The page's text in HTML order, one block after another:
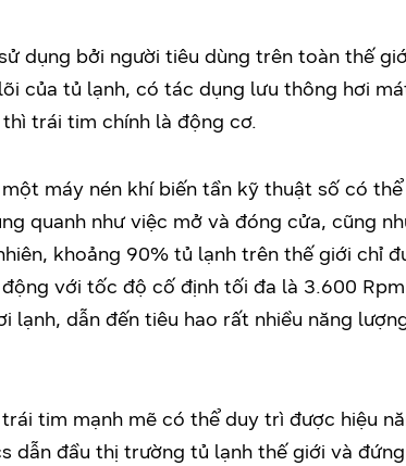
dụng bởi người tiêu dùng trên toàn thế
của tủ lạnh, có tác dụng lưu thông hơi
trái tim chính là động cơ.
máy nén khí biến tần kỹ thuật số có
quanh như việc mở và đóng cửa, cũng
khoảng 90% tủ lạnh trên thế giới chỉ
với tốc độ cố định tối đa là 3.600
lạnh, dẫn đến tiêu hao rất nhiều năng
tim mạnh mẽ có thể duy trì được hiệu
dẫn đầu thị trường tủ lạnh thế giới và